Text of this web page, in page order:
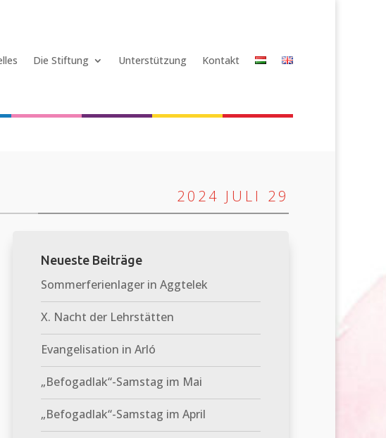
Die Stiftung Unterstützung Kontakt
2024 JULI 29
Neueste Beiträge
Sommerferienlager in Aggtelek
X. Nacht der Lehrstätten
Evangelisation in Arló
„Befogadlak“-Samstag im Mai
„Befogadlak“-Samstag im April